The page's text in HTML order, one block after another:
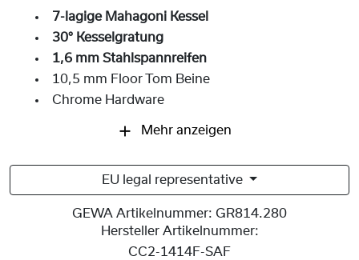
7-lagige Mahagoni Kessel
30° Kesselgratung
1,6 mm Stahlspannreifen
10,5 mm Floor Tom Beine
Chrome Hardware
Mehr anzeigen
EU legal representative
GEWA Artikelnummer: GR814.280
Hersteller Artikelnummer:
CC2-1414F-SAF